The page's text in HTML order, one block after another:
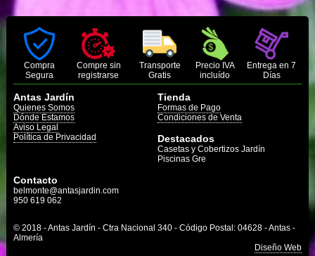
Compra
Segura
Compre sin
registrarse
Transporte
Gratis
Precio IVA
incluído
Entrega en 7
Días
Antas Jardín
Quienes Somos
Dónde Estamos
Aviso Legal
Política de Privacidad
Tienda
Formas de Pago
Condiciones de Venta
Destacados
Casetas y Cobertizos Jardín
Piscinas Gre
Contacto
belmonte@antasjardin.com
950 619 062
© 2018 - Antas Jardín - Ctra Nacional 340 - Código Postal: 04628 - Antas -
Almería
Diseño Web